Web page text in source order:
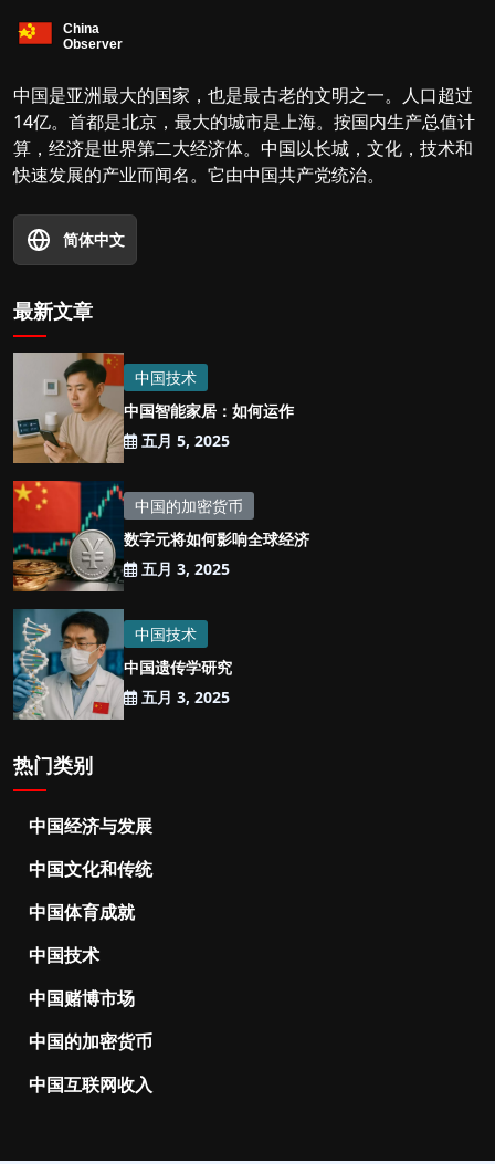
中国是亚洲最大的国家，也是最古老的文明之一。人口超过
14亿。首都是北京，最大的城市是上海。按国内生产总值计
算，经济是世界第二大经济体。中国以长城，文化，技术和
快速发展的产业而闻名。它由中国共产党统治。
简体中文
最新文章
中国技术
中国智能家居：如何运作
五月 5, 2025
中国的加密货币
数字元将如何影响全球经济
五月 3, 2025
中国技术
中国遗传学研究
五月 3, 2025
热门类别
中国经济与发展
中国文化和传统
中国体育成就
中国技术
中国赌博市场
中国的加密货币
中国互联网收入